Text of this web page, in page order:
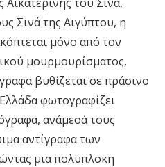
Σινά της Αιγύπτου, η
μόνο από τον
μουρμουρίσματος,
βυθίζεται σε πράσινο
φωτογραφίζει
ανάμεσά τους
αντίγραφα των
μια πολύπλοκη